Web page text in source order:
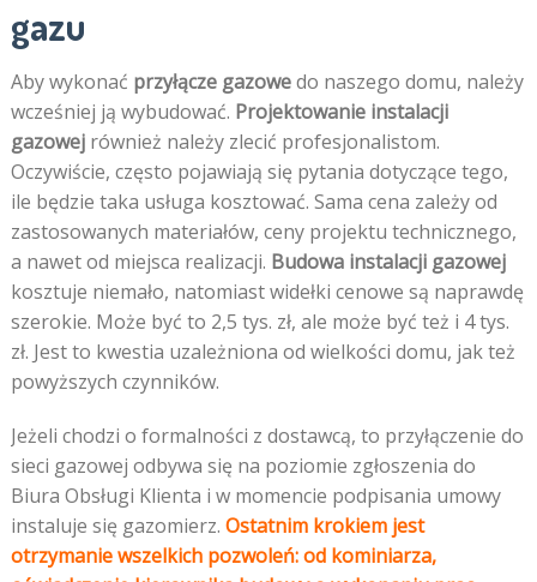
gazu
Aby wykonać przyłącze gazowedo naszego domu, należy
wcześniej ją wybudować. Projektowanie instalacji
gazowejrównież należy zlecić profesjonalistom.
Oczywiście, często pojawiają się pytania dotyczące tego,
ile będzie taka usługa kosztować. Sama cena zależy od
zastosowanych materiałów, ceny projektu technicznego,
a nawet od miejsca realizacji. Budowa instalacji gazowej
kosztuje niemało, natomiast widełki cenowe są naprawdę
szerokie. Może być to 2,5 tys. zł, ale może być też i 4 tys.
zł. Jest to kwestia uzależniona od wielkości domu, jak też
powyższych czynników.
Jeżeli chodzi o formalności z dostawcą, to przyłączenie do
sieci gazowej odbywa się na poziomie zgłoszenia do
Biura Obsługi Klienta i w momencie podpisania umowy
instaluje się gazomierz. Ostatnim krokiem jest
otrzymanie wszelkich pozwoleń: od kominiarza,